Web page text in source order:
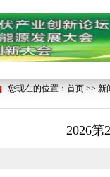
您现在的位置：首页 >> 新
2026第